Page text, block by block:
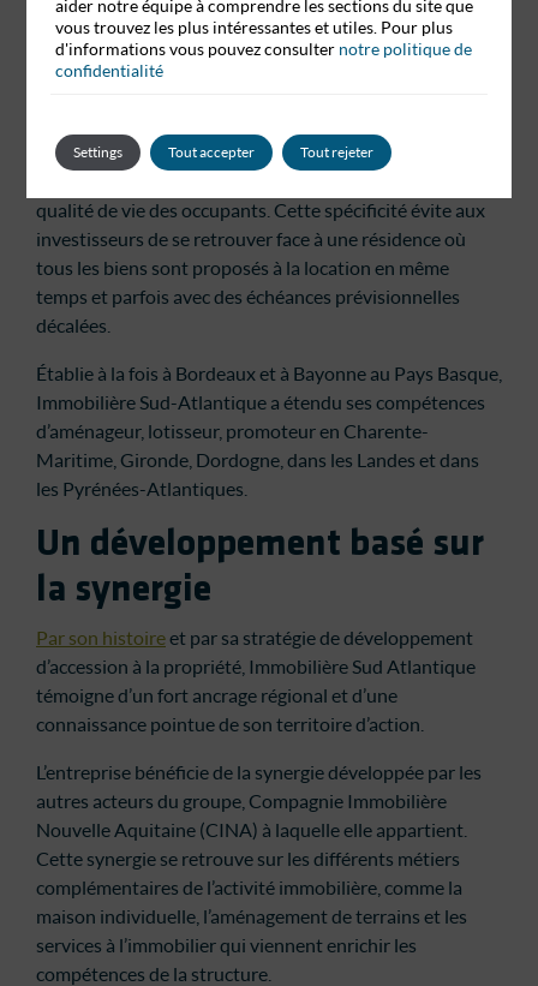
des accédants ou des primo-accédants à la propriété.
Ainsi, plus des 3/4 des acquéreurs de nos logements sont
des accédants occupants.
leurs propriétaires, ce qui constitue, à nos yeux, un gage
qualité de vie des occupants. Cette spécificité évite aux
investisseurs de se retrouver face à une résidence où
tous les biens sont proposés à la location en même
temps et parfois avec des échéances prévisionnelles
décalées.
Établie à la fois à Bordeaux et à Bayonne au Pays Basque,
Immobilière Sud-Atlantique a étendu ses compétences
d’aménageur, lotisseur, promoteur en Charente-
Maritime, Gironde, Dordogne, dans les Landes et dans
les Pyrénées-Atlantiques.
Un développement basé sur
la synergie
Par son histoireet par sa stratégie de développement
d’accession à la propriété, Immobilière Sud Atlantique
témoigne d’un fort ancrage régional et d’une
connaissance pointue de son territoire d’action.
L’entreprise bénéficie de la synergie développée par les
autres acteurs du groupe, Compagnie Immobilière
Nouvelle Aquitaine (CINA) à laquelle elle appartient.
Cette synergie se retrouve sur les différents métiers
complémentaires de l’activité immobilière, comme la
maison individuelle, l’aménagement de terrains et les
services à l’immobilier qui viennent enrichir les
compétences de la structure.
aider notre équipe à comprendre les sections du site que
vous trouvez les plus intéressantes et utiles. Pour plus
d'informations vous pouvez consulter notre politique de
confidentialité
Tout accepter
Settings Tout rejeter